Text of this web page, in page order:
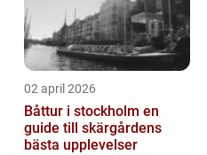
02 april 2026
Båttur i stockholm en
guide till skärgårdens
bästa upplevelser